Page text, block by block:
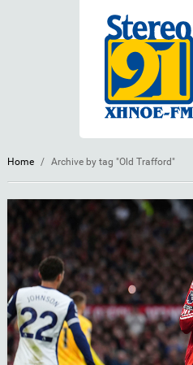
Home / Archive by tag "Old Trafford"